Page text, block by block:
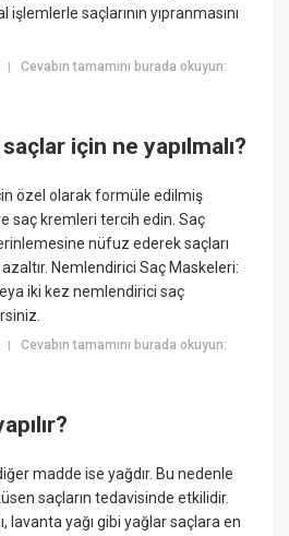
işlemlerle saçlarının yıpranmasını
|Cevabın tamamını burada okuyun:
için ne yapılmalı?
özel olarak formüle edilmiş
saç kremleri tercih edin. Saç
nüfuz ederek saçları
azaltır. Nemlendirici Saç Maskeleri:
iki kez nemlendirici saç
|Cevabın tamamını burada okuyun:
madde ise yağdır. Bu nedenle
saçların tedavisinde etkilidir.
lavanta yağı gibi yağlar saçlara en